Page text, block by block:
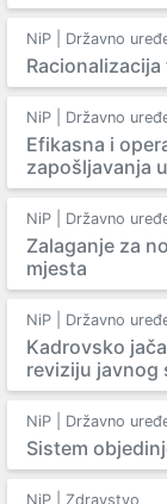
NiP | Državno
NiP | Državno
Efikasna i
zapošljavanja
NiP | Državno
Zalaganje za
mjesta
NiP | Državno
Kadrovsko
reviziju javnog
NiP | Državno
Sistem
NiP | Zdravstvo